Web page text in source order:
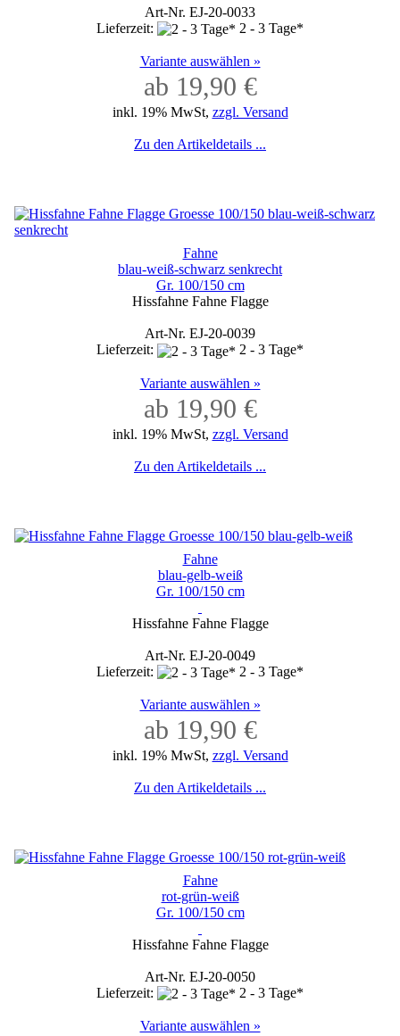
Art-Nr. EJ-20-0033
Lieferzeit:
2 - 3 Tage*
Variante auswählen »
ab 19,90 €
inkl. 19% MwSt, zzgl. Versand
Zu den Artikeldetails ...
Fahne
blau-weiß-schwarz senkrecht
Gr. 100/150 cm
Hissfahne Fahne Flagge
Art-Nr. EJ-20-0039
Lieferzeit:
2 - 3 Tage*
Variante auswählen »
ab 19,90 €
inkl. 19% MwSt, zzgl. Versand
Zu den Artikeldetails ...
Fahne
blau-gelb-weiß
Gr. 100/150 cm
Hissfahne Fahne Flagge
Art-Nr. EJ-20-0049
Lieferzeit:
2 - 3 Tage*
Variante auswählen »
ab 19,90 €
inkl. 19% MwSt, zzgl. Versand
Zu den Artikeldetails ...
Fahne
rot-grün-weiß
Gr. 100/150 cm
Hissfahne Fahne Flagge
Art-Nr. EJ-20-0050
Lieferzeit:
2 - 3 Tage*
Variante auswählen »